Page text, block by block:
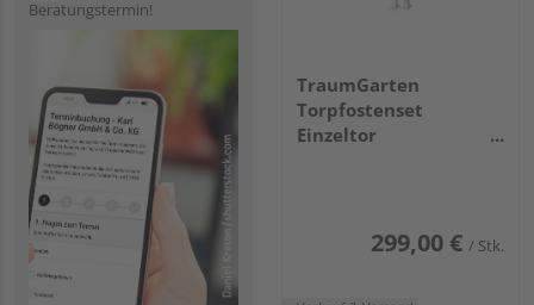
Beratungstermin!
TraumGarten
Torpfostenset
Einzeltor
299,00 € / Stk.